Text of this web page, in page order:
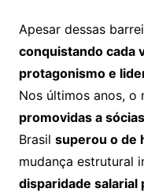
Apesar dessas
conquistando cada
protagonismo e
Nos últimos anos, o
promovidas a
Brasil superou o de
mudança estrutural
disparidade salarial